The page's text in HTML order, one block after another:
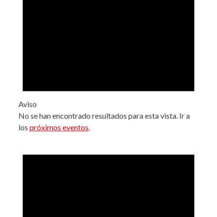
Aviso
No se han encontrado resultados para esta vista. Ir a
los próximos eventos.